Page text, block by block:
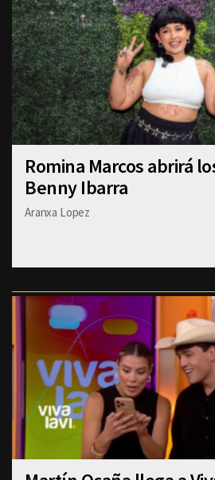
Romina Marcos abrirá
Benny Ibarra
Aranxa Lopez